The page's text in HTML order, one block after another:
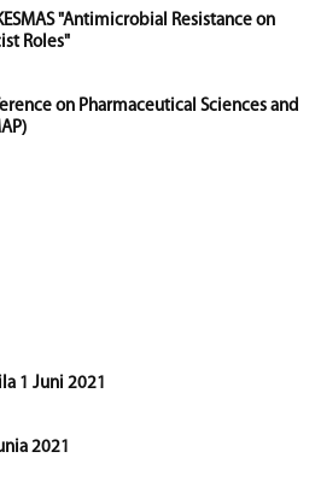
"Antimicrobial Resistance on
Roles"
on Pharmaceutical Sciences and
1 Juni 2021
2021